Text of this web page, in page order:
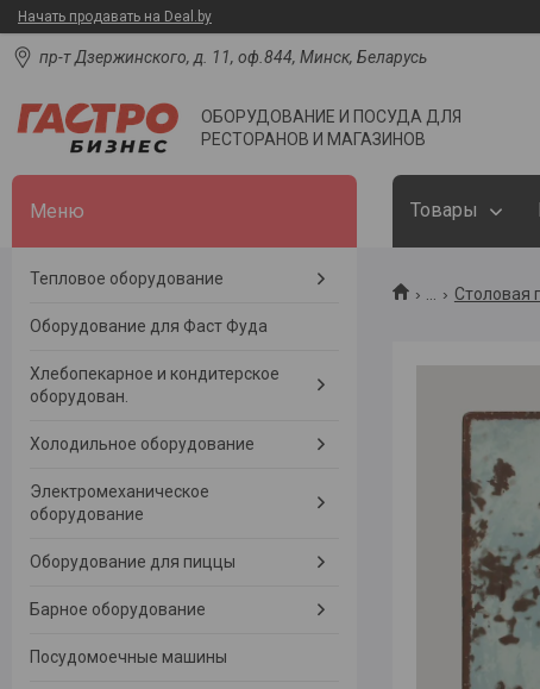
Начать продавать на Deal.by
пр-т Дзержинского, д. 11, оф.844, Минск, Беларусь
ОБОРУДОВАНИЕ И ПОСУДА ДЛЯ
РЕСТОРАНОВ И МАГАЗИНОВ
Товары
... Столовая
Тепловое оборудование
Оборудование для Фаст Фуда
Хлебопекарное и кондитерское
оборудован.
Холодильное оборудование
Электромеханическое
оборудование
Оборудование для пиццы
Барное оборудование
Посудомоечные машины